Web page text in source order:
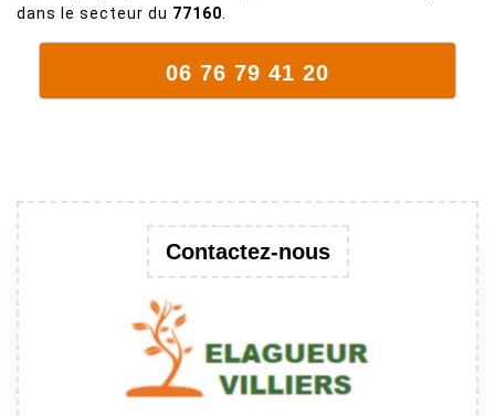
trop lourde et
donc
son équipes
connaissent
très bien leur
dans le secteur du 77160
06 76 79 41 20
Contactez-nous